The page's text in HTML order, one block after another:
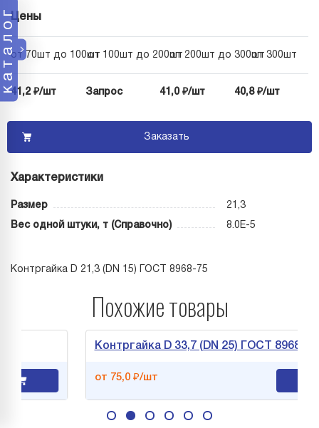
каталогЦены
от 70шт до 100штот 100шт до 200штот 200шт до 300штот 300шт
41,2 ₽/шт Запрос 41,0 ₽/шт 40,8 ₽/шт
Заказать
Характеристики
Размер 21,3
Вес одной штуки, т (Справочно) 8.0E-5
Контргайка D 21,3 (DN 15) ГОСТ 8968-75
Похожие товары
Контргайка D 33,7 (DN 25) ГОСТ 8968-75
от 75,0 ₽/шт